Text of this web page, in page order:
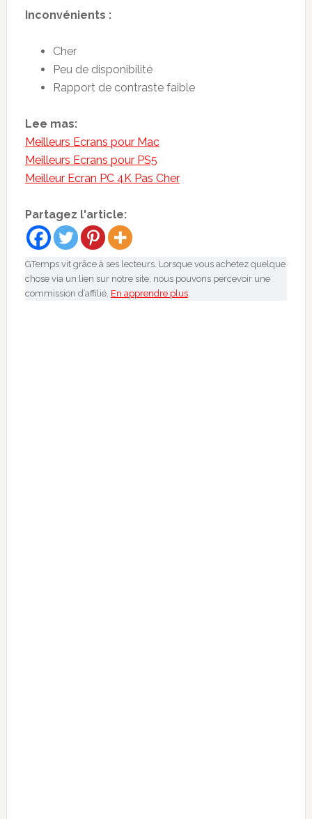
Inconvénients :
Cher
Peu de disponibilité
Rapport de contraste faible
Lee mas:
Meilleurs Ecrans pour Mac
Meilleurs Ecrans pour PS5
Meilleur Ecran PC 4K Pas Cher
Partagez l'article:
GTemps vit grâce à ses lecteurs. Lorsque vous achetez quelque
chose via un lien sur notre site, nous pouvons percevoir une
commission d’affilié. En apprendre plus.